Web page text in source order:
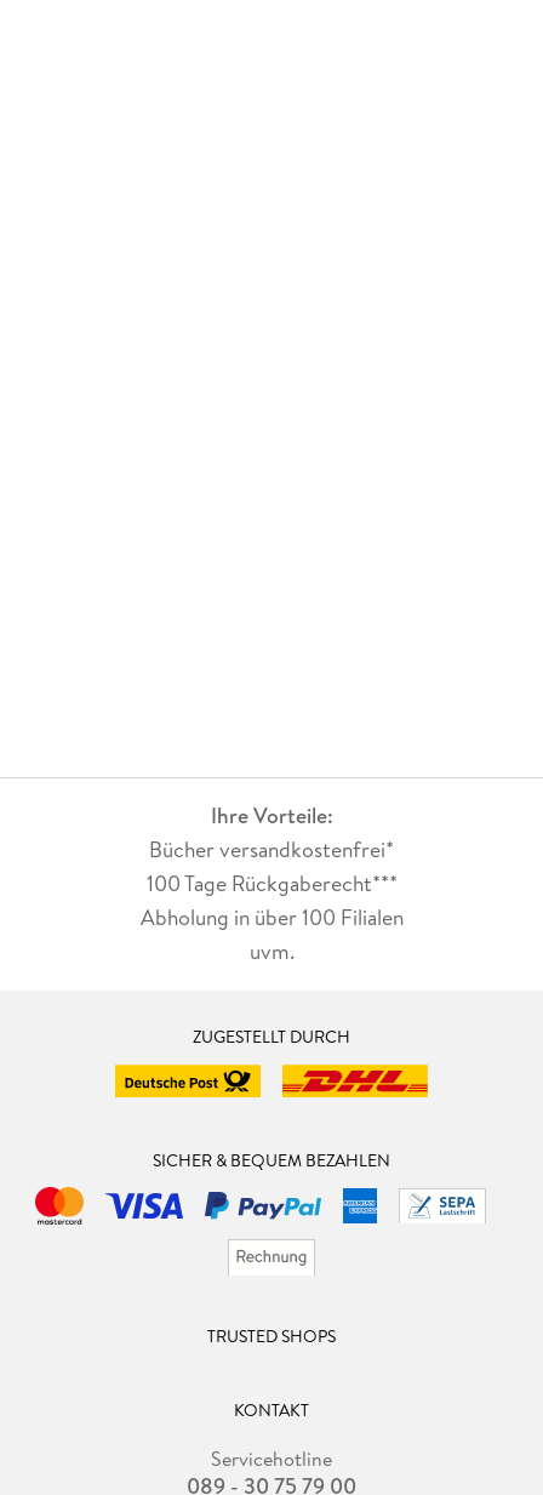
Ihre Vorteile:
Bücher versandkostenfrei*
100 Tage Rückgaberecht***
Abholung in über 100 Filialen
uvm.
ZUGESTELLT DURCH
SICHER & BEQUEM BEZAHLEN
TRUSTED SHOPS
KONTAKT
Servicehotline
089 - 30 75 79 00